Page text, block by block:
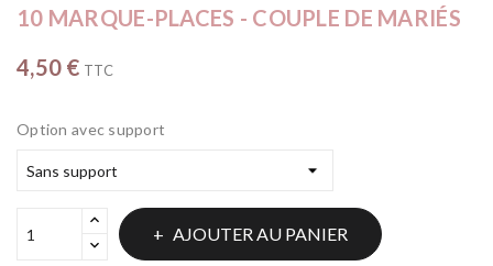
10 MARQUE-PLACES - COUPLE DE MARIÉS
4,50 € TTC
Option avec support
AJOUTER AU PANIER